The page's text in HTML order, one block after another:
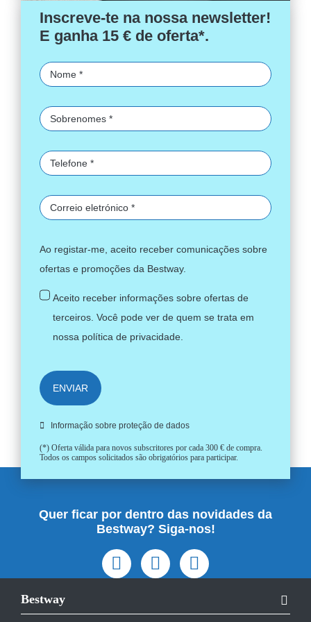
Inscreve-te na nossa newsletter!
E ganha 15 € de oferta*.
Ao registar-me, aceito receber comunicações sobre
ofertas e promoções da Bestway.
Aceito receber informações sobre ofertas de
terceiros. Você pode ver de quem se trata em
nossa política de privacidade.
ENVIAR
Informação sobre proteção de dados
(*) Oferta válida para novos subscritores por cada 300 € de compra.
Todos os campos solicitados são obrigatórios para participar.
Quer ficar por dentro das novidades da
Bestway? Siga-nos!
Bestway